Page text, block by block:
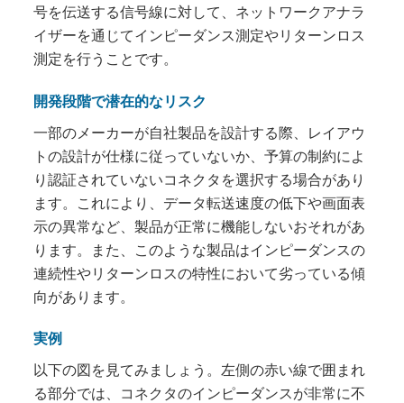
号を伝送する信号線に対して、ネットワークアナラ
イザーを通じてインピーダンス測定やリターンロス
測定を行うことです。
開発段階で潜在的なリスク
一部のメーカーが自社製品を設計する際、レイアウ
トの設計が仕様に従っていないか、予算の制約によ
り認証されていないコネクタを選択する場合があり
ます。これにより、データ転送速度の低下や画面表
示の異常など、製品が正常に機能しないおそれがあ
ります。また、このような製品はインピーダンスの
連続性やリターンロスの特性において劣っている傾
向があります。
実例
以下の図を見てみましょう。左側の赤い線で囲まれ
る部分では、コネクタのインピーダンスが非常に不